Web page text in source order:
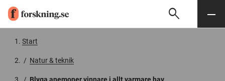
Söksearch Meny
Start
/ Natur & teknik